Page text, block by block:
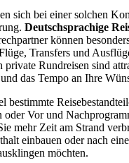
sich bei einer solchen
Deutschsprachige
können
Transfers und
private Rundreisen sind
das Tempo an Ihre
bestimmte
oder Vor und
mehr Zeit am Strand
einbauen oder nach
möchten.